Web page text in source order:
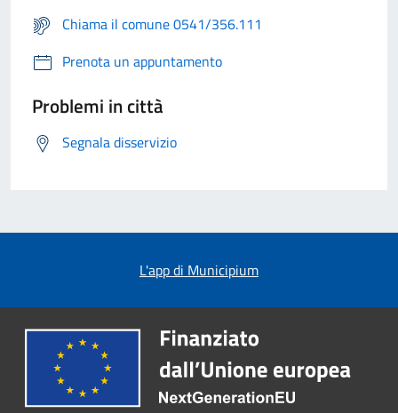
Chiama il comune 0541/356.111
Prenota un appuntamento
Problemi in città
Segnala disservizio
L'app di Municipium